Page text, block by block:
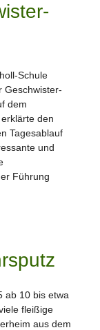
Schule
Geschwister-
dem
den
Tagesablauf
und
Führung
ab 10 bis etwa
fleißige
aus dem